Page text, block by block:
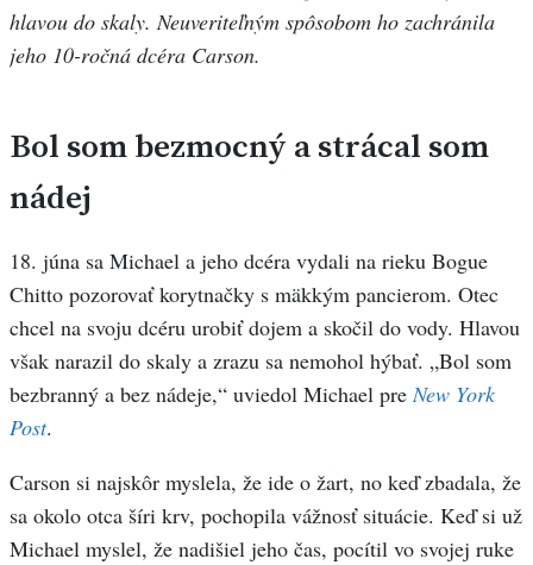
hlavou do skaly. Neuveriteľným spôsobom ho zachránila
jeho 10-ročná dcéra Carson.
Bol som bezmocný a strácal som
nádej
18. júna sa Michael a jeho dcéra vydali na rieku Bogue
Chitto pozorovať korytnačky s mäkkým pancierom. Otec
chcel na svoju dcéru urobiť dojem a skočil do vody. Hlavou
však narazil do skaly a zrazu sa nemohol hýbať. „Bol som
bezbranný a bez nádeje,“ uviedol Michael preNew York
Post.
Carson si najskôr myslela, že ide o žart, no keď zbadala, že
sa okolo otca šíri krv, pochopila vážnosť situácie. Keď si už
Michael myslel, že nadišiel jeho čas, pocítil vo svojej ruke